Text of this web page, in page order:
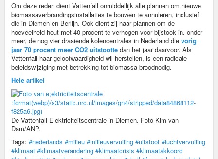
Om deze reden dient Vattenfall onmiddellijk alle plannen om nieuwe
biomassaverbrandingsinstallaties te bouwen te annuleren, inclusief
die in Diemen en Berlijn. Ook dient zij haar plannen om de
hoeveelheid hout met 40 procent te verhogen voor bijstook in, onder
meer, de nog vier draaiende kolencentrales in Nederland die vorig
jaar 70 procent meer CO2 uitstootte dan het jaar daarvoor. Als
Vattenfall haar geloofwaardigheid wil herstellen, is een radicale
beleidswijziging met betrekking tot biomassa broodnodig.
Hele artikel
:format(webp)/s3/static.nrc.nl/images/gn4/stripped/data84868112-
f825a6.jpg)
De Vattenfall Elektriciteitscentrale in Diemen. Foto Kim van
Dam/ANP.
Tags: #nederlands #milieu #milieuvervuiling #uitstoot #luchtvervuiling
#klimaat #klimaatverandering #klimaatcrisis #klimaatakkoord